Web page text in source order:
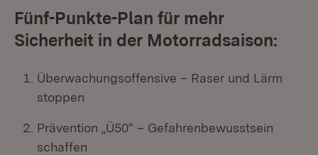
Fünf-Punkte-Plan für mehr
Sicherheit in der Motorradsaison:
Überwachungsoffensive – Raser und Lärm
stoppen
Prävention „Ü50“ – Gefahrenbewusstsein
schaffen